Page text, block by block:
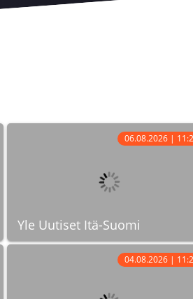
Yle Uutiset Itä-Suomi
06.08.2026 |
04.08.2026 |